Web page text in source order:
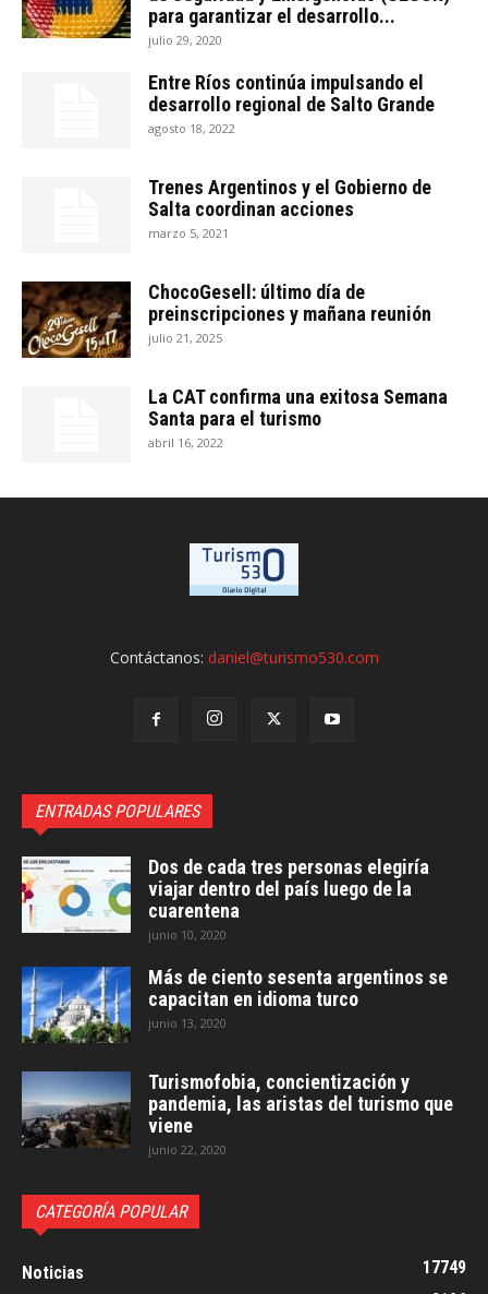
para garantizar el desarrollo...
julio 29, 2020
Entre Ríos continúa impulsando el
desarrollo regional de Salto Grande
agosto 18, 2022
Trenes Argentinos y el Gobierno de
Salta coordinan acciones
marzo 5, 2021
ChocoGesell: último día de
preinscripciones y mañana reunión
julio 21, 2025
La CAT confirma una exitosa Semana
Santa para el turismo
abril 16, 2022
Contáctanos: daniel@turismo530.com
ENTRADAS POPULARES
Dos de cada tres personas elegiría
viajar dentro del país luego de la
cuarentena
junio 10, 2020
Más de ciento sesenta argentinos se
capacitan en idioma turco
junio 13, 2020
Turismofobia, concientización y
pandemia, las aristas del turismo que
viene
junio 22, 2020
CATEGORÍA POPULAR
Noticias
17749